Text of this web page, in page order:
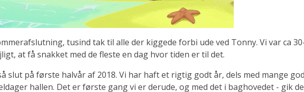
tusind tak til alle der kiggede forbi ude ved Tonny. Vi var ca
at få snakket med de fleste en dag hvor tiden er til det.
slut på første halvår af 2018. Vi har haft et rigtig godt år, dels med mange
hallen. Det er første gang vi er derude, og med det i baghovedet - gik